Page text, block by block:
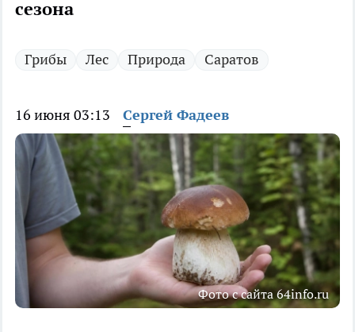
сезона
Грибы Лес Природа Саратов
16 июня 03:13 Сергей Фадеев
Фото с сайта 64info.ru